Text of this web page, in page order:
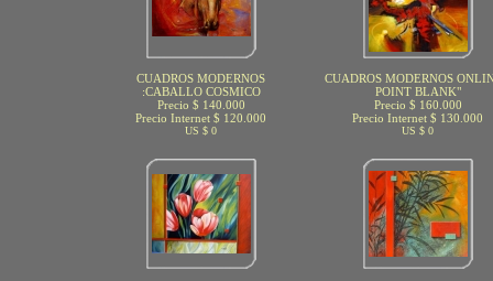
CUADROS MODERNOS
:CABALLO COSMICO
Precio $ 140.000
Precio Internet $ 120.000
US $ 0
CUADROS MODERNOS
POINT BLANK"
Precio $ 160.000
Precio Internet $ 130.000
US $ 0